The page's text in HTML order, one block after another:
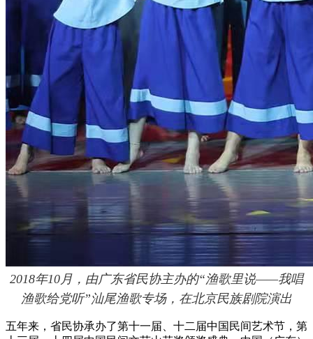
2018年10月，由广东省民协主办的“渔歌里说——我唱
渔歌给党听”汕尾渔歌专场，在北京民族剧院演出
五年来，省民协承办了第十一届、十二届中国民间艺术节，第